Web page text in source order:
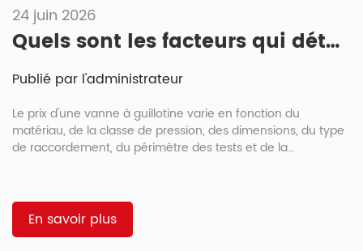
24 juin 2026
Quels sont les facteurs qui déterminent le prix d'une vanne à guillotine ? Les matériaux, la classe, la taille et les coûts de certification.
Publié par l'administrateur
Le prix d'une vanne à guillotine varie en fonction du
matériau, de la classe de pression, des dimensions, du type
de raccordement, du périmètre des tests et de la
guillotine en acier inoxydable pour fluides chimiques, même
si les deux vannes ont les mêmes dimensions nominales.
Pour une application standard en acier moulé, les acheteurs
En savoir plus